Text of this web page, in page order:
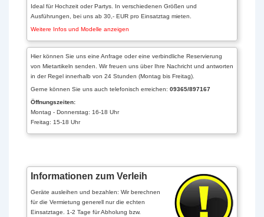
Ideal für Hochzeit oder Partys. In verschiedenen Größen und
Ausführungen, bei uns ab 30,- EUR pro Einsatztag mieten.
Weitere Infos und Modelle anzeigen
Hier können Sie uns eine Anfrage oder eine verbindliche Reservierung
von Mietartikeln senden. Wir freuen uns über Ihre Nachricht und antworten
in der Regel innerhalb von 24 Stunden (Montag bis Freitag).
Gerne können Sie uns auch telefonisch erreichen: 09365/897167
Öffnungszeiten:
Montag - Donnerstag: 16-18 Uhr
Freitag: 15-18 Uhr
Informationen zum Verleih
Geräte ausleihen und bezahlen: Wir berechnen
für die Vermietung generell nur die echten
Einsatztage. 1-2 Tage für Abholung bzw.